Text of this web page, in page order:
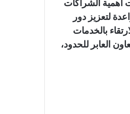
أهمية الشراكات
لتعزيز دور
بالخدمات
العابر للحدود،